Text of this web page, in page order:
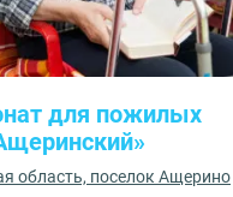
для пожилых
область, поселок Ащерино